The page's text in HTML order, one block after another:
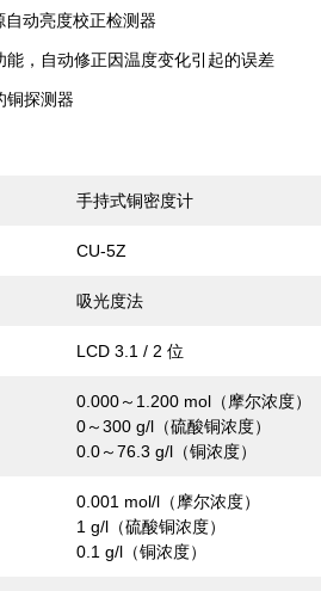
动亮度校正检测器
能，自动修正因温度变化引起的误差
铜探测器
手持式铜密度计
CU-5Z
吸光度法
LCD 3.1 / 2 位
0.000～1.200 mol（摩尔浓度）
0～300 g/l（硫酸铜浓度）
0.0～76.3 g/l（铜浓度）
0.001 mol/l（摩尔浓度）
1 g/l（硫酸铜浓度）
0.1 g/l（铜浓度）